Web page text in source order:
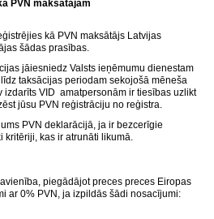
PVN maksātājam
kā PVN maksātājs Latvijas
šādas prasības.
jāiesniedz Valsts ieņēmumu dienestam
taksācijas periodam sekojošā mēneša
izdarīts VID amatpersonām ir tiesības uzlikt
jūsu PVN reģistrāciju no reģistra.
PVN deklarācijā, ja ir bezcerīgie
kas ir atrunāti likumā.
piegādājot preces preces Eiropas
ar 0% PVN, ja izpildās šādi nosacījumi: